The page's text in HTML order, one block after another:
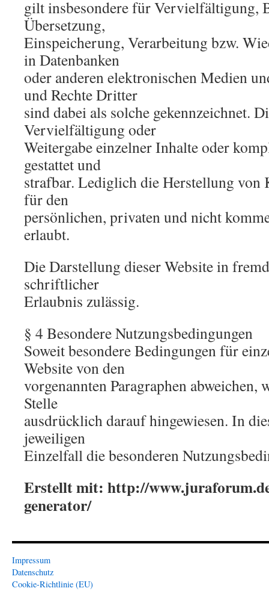
gilt insbesondere für Vervielfältigung,
Übersetzung,
Einspeicherung, Verarbeitung bzw.
in Datenbanken
oder anderen elektronischen Medien
und Rechte Dritter
sind dabei als solche gekennzeichnet.
Vervielfältigung oder
Weitergabe einzelner Inhalte oder
gestattet und
strafbar. Lediglich die Herstellung von
für den
persönlichen, privaten und nicht
erlaubt.
Die Darstellung dieser Website in
schriftlicher
Erlaubnis zulässig.
§ 4 Besondere Nutzungsbedingungen
Soweit besondere Bedingungen für
Website von den
vorgenannten Paragraphen abweichen,
Stelle
ausdrücklich darauf hingewiesen. In
jeweiligen
Einzelfall die besonderen
Erstellt mit: http://
generator/
Impressum
Datenschutz
Cookie-Richtlinie (EU)